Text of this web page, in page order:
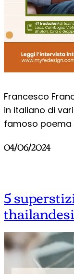
Francesco
in italiano di
famoso poema
04/06/2024
5